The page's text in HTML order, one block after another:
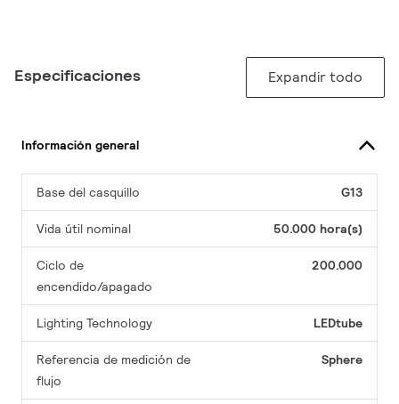
Especificaciones Expandir todo
Información general
Base del casquillo G13
Vida útil nominal 50.000 hora(s)
Ciclo de
encendido/apagado
200.000
Lighting Technology LEDtube
Referencia de medición de
flujo
Sphere